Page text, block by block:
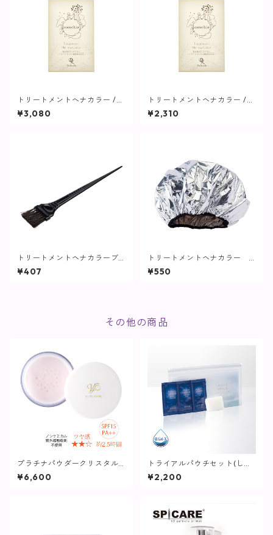
トリートメントへナカラー /
スーパーブラウン【cocochi
a】
¥3,080
トリートメントヘナカラー /
ライトブラウン【cocochia】
¥2,310
トリートメントヘナカラーブ
ラシ【cocochia】
¥407
トリートメントヘナカラー
キャップ【cocochia】
¥550
その他の商品
プラチナパウダークリスタル2
5g(パフ付き)【ヴィプラン
ツ】
¥6,600
トライアルパウチセット(しっ
とりタイプ)【化粧水】
¥2,200